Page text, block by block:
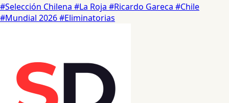
#Selección Chilena #La Roja #Ricardo Gareca #Chile
#Mundial 2026#Eliminatorias